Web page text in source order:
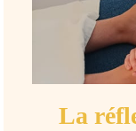
La